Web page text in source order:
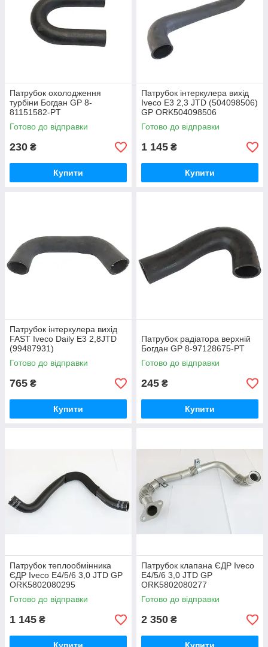
Патрубок охолодження
турбіни Богдан GP 8-
81151582-PT
Готово до відправки
230 ₴
Купити
Патрубок інтеркулера вихід
Iveco E3 2,3 JTD (504098506)
GP ORK504098506
Готово до відправки
1 145 ₴
Купити
Патрубок інтеркулера вихід
FAST Iveco Daily E3 2,8JTD
(99487931)
Готово до відправки
765 ₴
Купити
Патрубок радіатора верхній
Богдан GP 8-97128675-PT
Готово до відправки
245 ₴
Купити
Патрубок теплообмінника
ЄДР Iveco E4/5/6 3,0 JTD GP
ORK5802080295
Готово до відправки
1 145 ₴
Патрубок клапана ЄДР Iveco
E4/5/6 3,0 JTD GP
ORK5802080277
Готово до відправки
2 350 ₴